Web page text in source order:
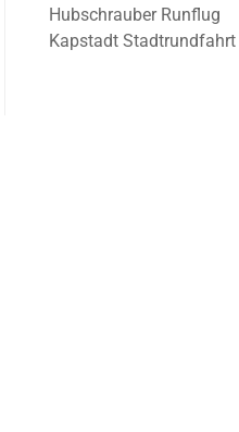
Hubschrauber Runflug
Kapstadt Stadtrundfahrt